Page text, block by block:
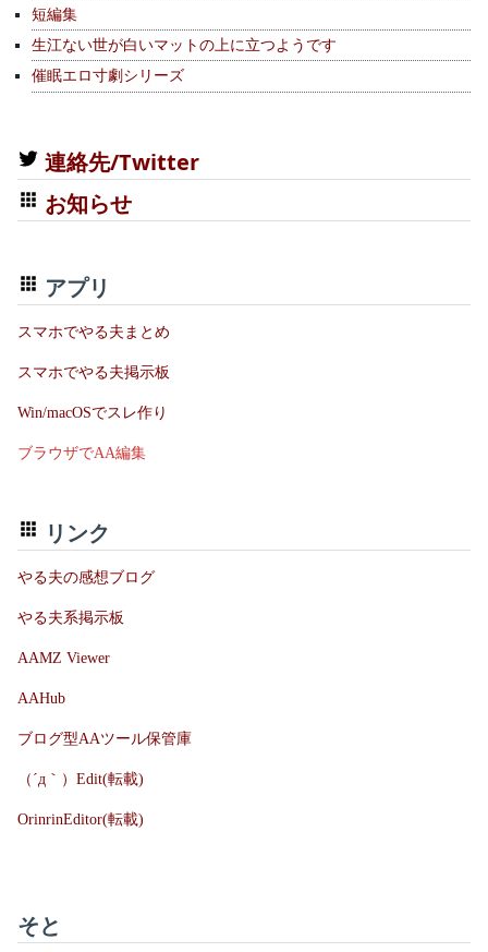
短編集
生江ない世が白いマットの上に立つようです
催眠エロ寸劇シリーズ
連絡先/Twitter
お知らせ
アプリ
スマホでやる夫まとめ
スマホでやる夫掲示板
Win/macOSでスレ作り
ブラウザでAA編集
リンク
やる夫の感想ブログ
やる夫系掲示板
AAMZ Viewer
AAHub
ブログ型AAツール保管庫
（´д｀）Edit(転載)
OrinrinEditor(転載)
そと